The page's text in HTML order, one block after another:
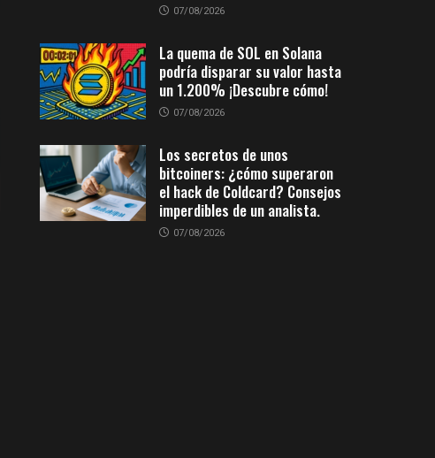
07/08/2026
La quema de SOL en Solana
podría disparar su valor hasta
un 1.200% ¡Descubre cómo!
07/08/2026
Los secretos de unos
bitcoiners: ¿cómo superaron
el hack de Coldcard? Consejos
imperdibles de un analista.
07/08/2026